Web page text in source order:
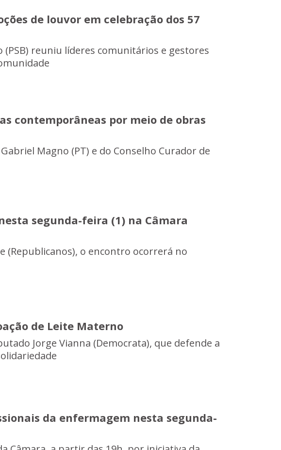
de louvor em celebração dos 57
reuniu líderes comunitários e gestores
contemporâneas por meio de obras
Magno (PT) e do Conselho Curador de
segunda-feira (1) na Câmara
(Republicanos), o encontro ocorrerá no
de Leite Materno
Jorge Vianna (Democrata), que defende a
da enfermagem nesta segunda-